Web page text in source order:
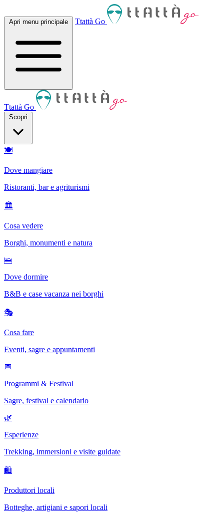
Apri menu principale Ttattà Go
Ttattà Go
Scopri
🍽
Dove mangiare
Ristoranti, bar e agriturismi
🏛
Cosa vedere
Borghi, monumenti e natura
🛌
Dove dormire
B&B e case vacanza nei borghi
🎭
Cosa fare
Eventi, sagre e appuntamenti
📅
Programmi & Festival
Sagre, festival e calendario
🌿
Esperienze
Trekking, immersioni e visite guidate
🛍
Produttori locali
Botteghe, artigiani e sapori locali